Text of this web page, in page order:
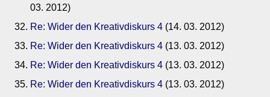
03. 2012)
Re: Wider den Kreativdiskurs 4 (14. 03. 2012)
Re: Wider den Kreativdiskurs 4 (13. 03. 2012)
Re: Wider den Kreativdiskurs 4 (13. 03. 2012)
Re: Wider den Kreativdiskurs 4 (13. 03. 2012)